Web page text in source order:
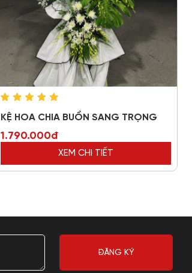
KỆ HOA CHIA BUỒN SANG TRỌNG
1.790.000đ
XEM CHI TIẾT